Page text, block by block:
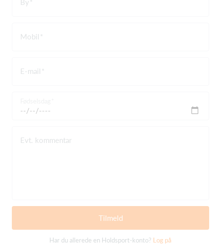
Mobil
E-mail
Evt. kommentar
Tilmeld
Har du allerede en Holdsport-konto? Log på